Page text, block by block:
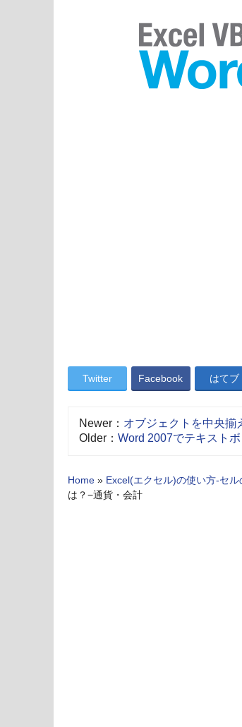
Twitter Facebook はてブ
Newer： オブジェクトを中央揃
Older： Word 2007でテキスト
Home » Excel(エクセル)の使い方-セル
は？−通貨・会計